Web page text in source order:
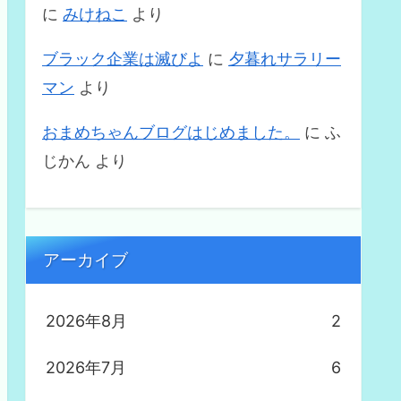
に みけねこ より
ブラック企業は滅びよ に 夕暮れサラリー
マン より
おまめちゃんブログはじめました。 に ふ
じかん より
アーカイブ
2026年8月 2
2026年7月 6